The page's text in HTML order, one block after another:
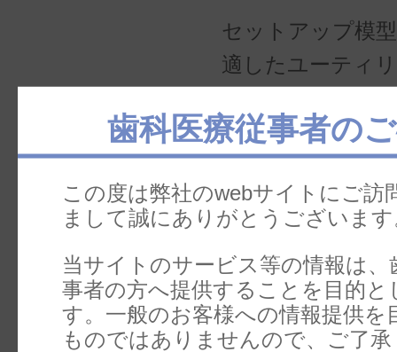
歯科医療従事者の
この度は弊社のwebサイトにご訪
まして誠にありがとうございま
当サイトのサービス等の情報は、
事者の方へ提供することを目的と
す。一般のお客様への情報提供を
ものではありませんので、ご了
セットアップ模
適したユーティ
すが、一般的な
ックスと比べて
く操作性がよい
が行えます。ホ
採用により、模
とも特徴です。